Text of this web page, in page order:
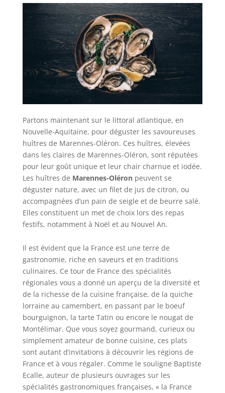
Partons maintenant sur le littoral atlantique, en
Nouvelle-Aquitaine, pour déguster les savoureuses
huîtres de Marennes-Oléron. Ces huîtres, élevées
dans les claires de Marennes-Oléron, sont réputées
pour leur goût unique et leur chair charnue et iodée.
Les huîtres de Marennes-Oléronpeuvent se
déguster nature, avec un filet de jus de citron, ou
accompagnées d’un pain de seigle et de beurre salé.
Elles constituent un met de choix lors des repas
festifs, notamment à Noël et au Nouvel An.
Il est évident que la France est une terre de
gastronomie, riche en saveurs et en traditions
culinaires. Ce tour de France des spécialités
régionales vous a donné un aperçu de la diversité et
de la richesse de la cuisine française, de la quiche
lorraine au camembert, en passant par le boeuf
bourguignon, la tarte Tatin ou encore le nougat de
Montélimar. Que vous soyez gourmand, curieux ou
simplement amateur de bonne cuisine, ces plats
sont autant d’invitations à découvrir les régions de
France et à vous régaler. Comme le souligne Baptiste
Ecalle, auteur de plusieurs ouvrages sur les
spécialités gastronomiques françaises, « la France